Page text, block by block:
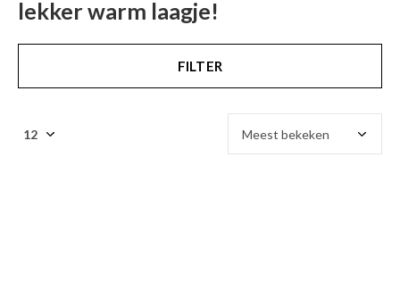
lekker warm laagje!
FILTER